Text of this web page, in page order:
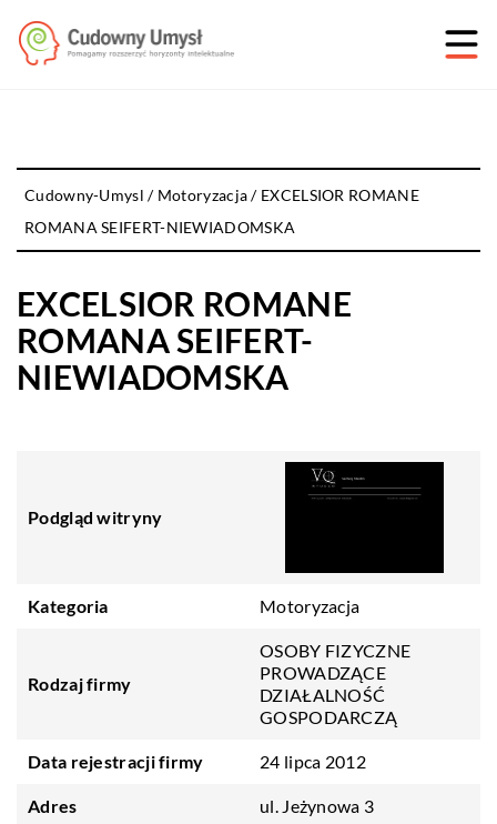
Cudowny-Umysl / Motoryzacja/ EXCELSIOR ROMANE
ROMANA SEIFERT-NIEWIADOMSKA
EXCELSIOR ROMANE
ROMANA SEIFERT-
NIEWIADOMSKA
Podgląd witryny
Kategoria Motoryzacja
Rodzaj firmy
OSOBY FIZYCZNE
PROWADZĄCE
DZIAŁALNOŚĆ
GOSPODARCZĄ
Data rejestracji firmy 24 lipca 2012
Adres ul. Jeżynowa 3